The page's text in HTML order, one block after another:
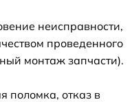
неисправности,
проведенного
монтаж запчасти).
поломка, отказ в